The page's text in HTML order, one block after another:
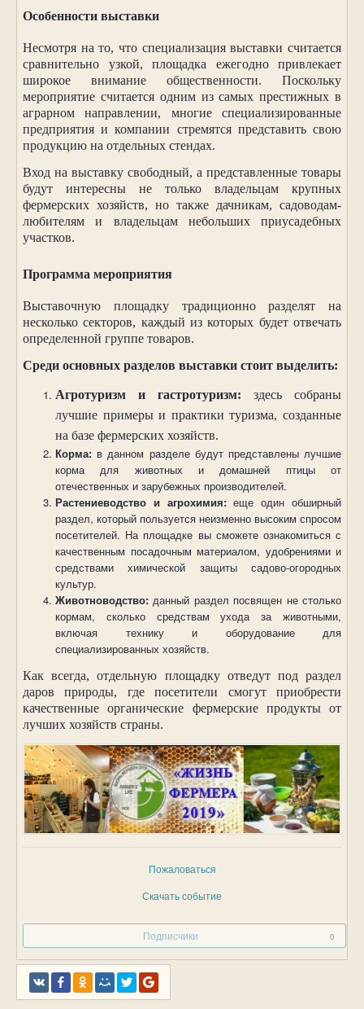
Особенности выставки
Несмотря на то, что специализация выставки считается
сравнительно узкой, площадка ежегодно привлекает
широкое внимание общественности. Поскольку
мероприятие считается одним из самых престижных в
аграрном направлении, многие специализированные
предприятия и компании стремятся представить свою
продукцию на отдельных стендах.
Вход на выставку свободный, а представленные товары
будут интересны не только владельцам крупных
фермерских хозяйств, но также дачникам, садоводам-
любителям и владельцам небольших приусадебных
участков.
Программа мероприятия
Выставочную площадку традиционно разделят на
несколько секторов, каждый из которых будет отвечать
определенной группе товаров.
Среди основных разделов выставки стоит выделить:
Агротуризм и гастротуризм: здесь собраны
лучшие примеры и практики туризма, созданные
на базе фермерских хозяйств.
Корма: в данном разделе будут представлены лучшие
корма для животных и домашней птицы от
отечественных и зарубежных производителей.
Растениеводство и агрохимия:еще один обширный
раздел, который пользуется неизменно высоким спросом
посетителей. На площадке вы сможете ознакомиться с
качественным посадочным материалом, удобрениями и
средствами химической защиты садово-огородных
культур.
Животноводство: данный раздел посвящен не столько
кормам, сколько средствам ухода за животными,
включая технику и оборудование для
специализированных хозяйств.
Как всегда, отдельную площадку отведут под раздел
даров природы, где посетители смогут приобрести
качественные органические фермерские продукты от
лучших хозяйств страны.
Пожаловаться
Скачать событие
Подписчики 0